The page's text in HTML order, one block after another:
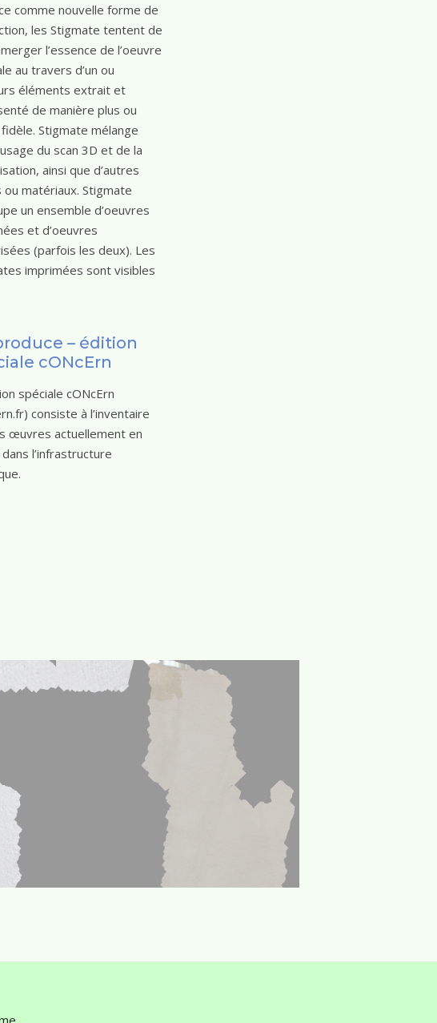
comme nouvelle forme de
les Stigmate tentent de
l’essence de l’oeuvre
au travers d’un ou
éléments extrait et
de manière plus ou
Stigmate mélange
du scan 3D et de la
ainsi que d’autres
matériaux. Stigmate
un ensemble d’oeuvres
et d’oeuvres
(parfois les deux). Les
imprimées sont visibles
– édition
cONcErn
spéciale cONcErn
consiste à l’inventaire
œuvres actuellement en
l’infrastructure